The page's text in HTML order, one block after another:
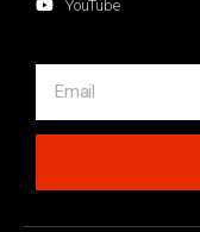
YouTube